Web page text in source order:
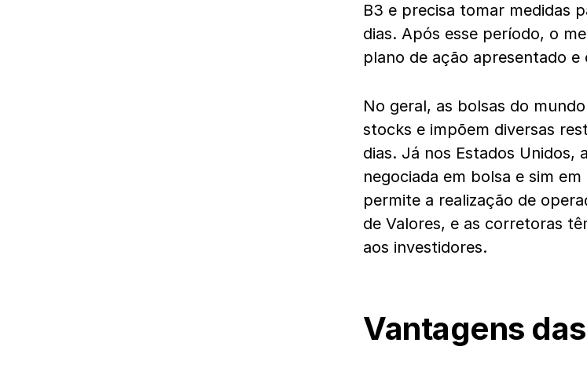
B3 e precisa tomar medidas
dias. Após esse período, o
plano de ação apresentado e
No geral, as bolsas do
stocks e impõem diversas
dias. Já nos Estados Unidos,
negociada em bolsa e sim
permite a realização de
de Valores, e as corretoras
aos investidores.
Vantagens